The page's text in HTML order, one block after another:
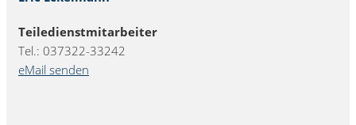
Teiledienstmitarbeiter
Tel.: 037322-33242
eMail senden